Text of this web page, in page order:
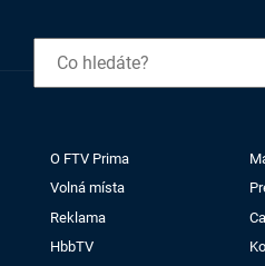
O FTV Prima
Volná místa
Reklama
HbbTV